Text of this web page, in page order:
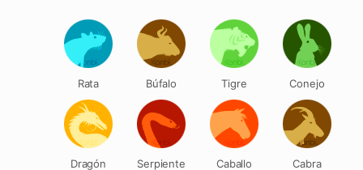
Rata Búfalo Tigre Conejo
Dragón Serpiente Caballo Cabra